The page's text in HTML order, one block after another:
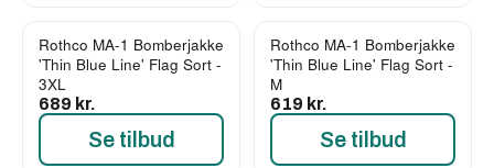
Rothco MA-1 Bomberjakke
'Thin Blue Line' Flag Sort -
3XL
689 kr.
Se tilbud
Rothco MA-1 Bomberjakke
'Thin Blue Line' Flag Sort -
M
619 kr.
Se tilbud